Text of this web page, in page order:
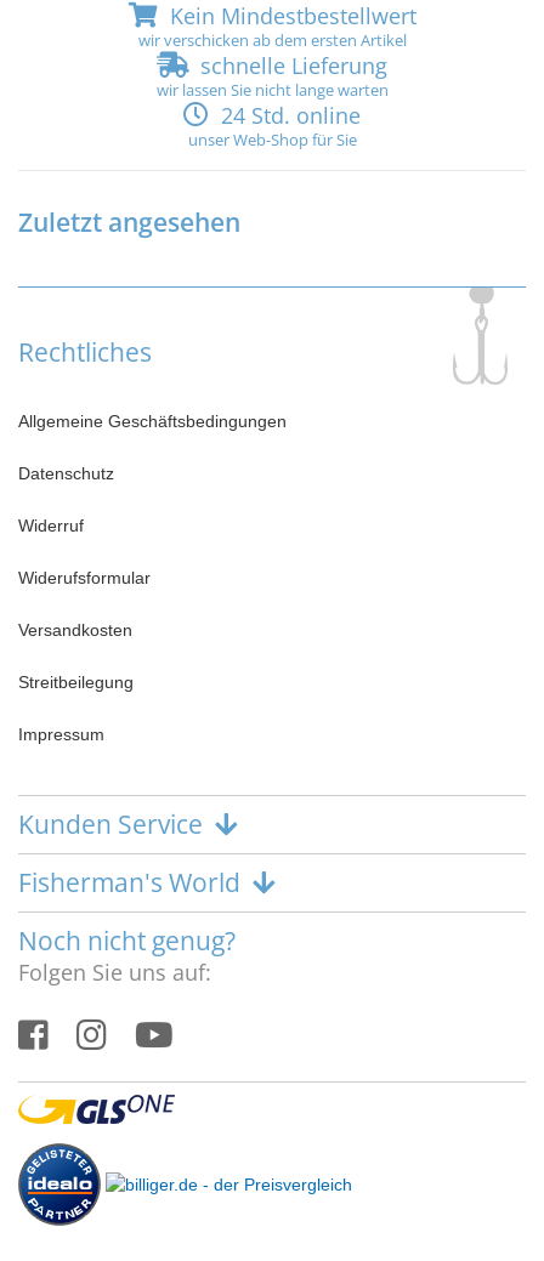
Kein Mindestbestellwert
wir verschicken ab dem ersten Artikel
schnelle Lieferung
wir lassen Sie nicht lange warten
24 Std. online
unser Web-Shop für Sie
Zuletzt angesehen
Rechtliches
Allgemeine Geschäftsbedingungen
Datenschutz
Widerruf
Widerufsformular
Versandkosten
Streitbeilegung
Impressum
Kunden Service
Fisherman's World
Noch nicht genug?
Folgen Sie uns auf: